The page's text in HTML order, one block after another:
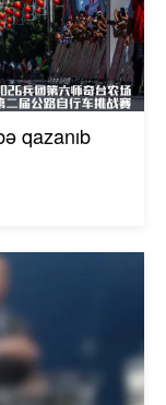
qazanıb